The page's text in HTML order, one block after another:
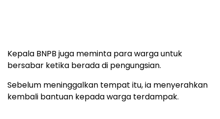
Kepala BNPB juga meminta para warga untuk
bersabar ketika berada di pengungsian.
Sebelum meninggalkan tempat itu, ia menyerahkan
kembali bantuan kepada warga terdampak.